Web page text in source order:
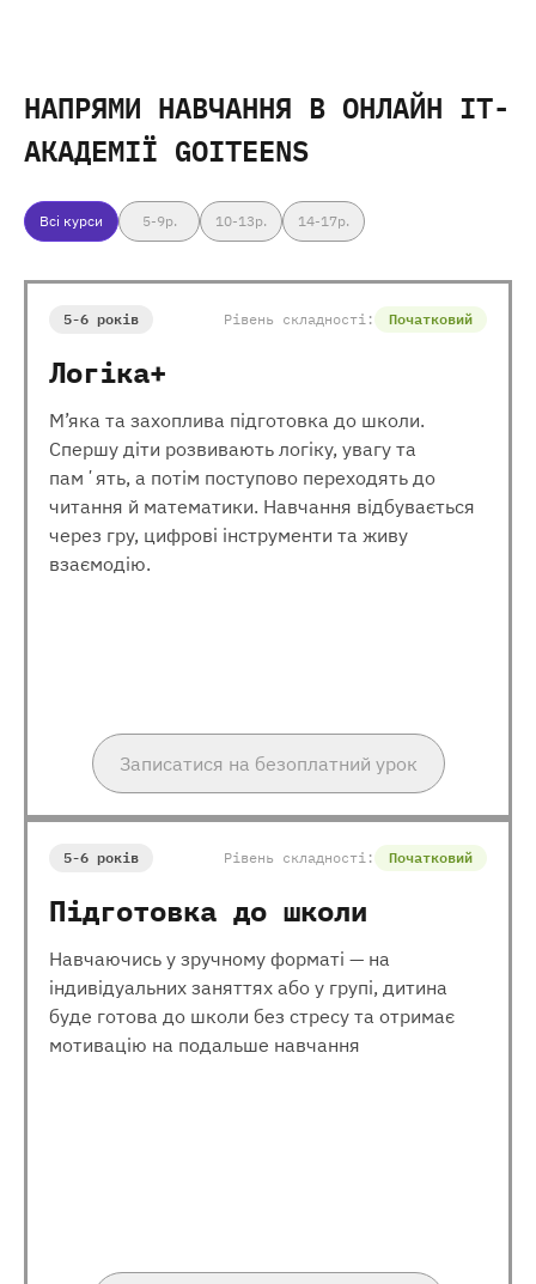
НАПРЯМИ НАВЧАННЯ В ОНЛАЙН IT-
АКАДЕМІЇ GOITEENS
Всі курси 5-9р. 10-13р. 14-17р.
5-6 років Рівень складності: Початковий
Логіка+
М’яка та захоплива підготовка до школи.
Спершу діти розвивають логіку, увагу та
памʼять, а потім поступово переходять до
читання й математики. Навчання відбувається
через гру, цифрові інструменти та живу
взаємодію.
Записатися на безоплатний урок
5-6 років Рівень складності: Початковий
Підготовка до школи
Навчаючись у зручному форматі — на
індивідуальних заняттях або у групі, дитина
буде готова до школи без стресу та отримає
мотивацію на подальше навчання